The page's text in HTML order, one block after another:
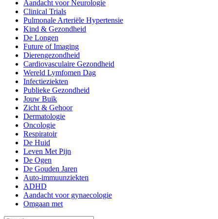
Aandacht voor Neurologie
Clinical Trials
Pulmonale Arteriële Hypertensie
Kind & Gezondheid
De Longen
Future of Imaging
Dierengezondheid
Cardiovasculaire Gezondheid
Wereld Lymfomen Dag
Infectieziekten
Publieke Gezondheid
Jouw Buik
Zicht & Gehoor
Dermatologie
Oncologie
Respiratoir
De Huid
Leven Met Pijn
De Ogen
De Gouden Jaren
Auto-immuunziekten
ADHD
Aandacht voor gynaecologie
Omgaan met